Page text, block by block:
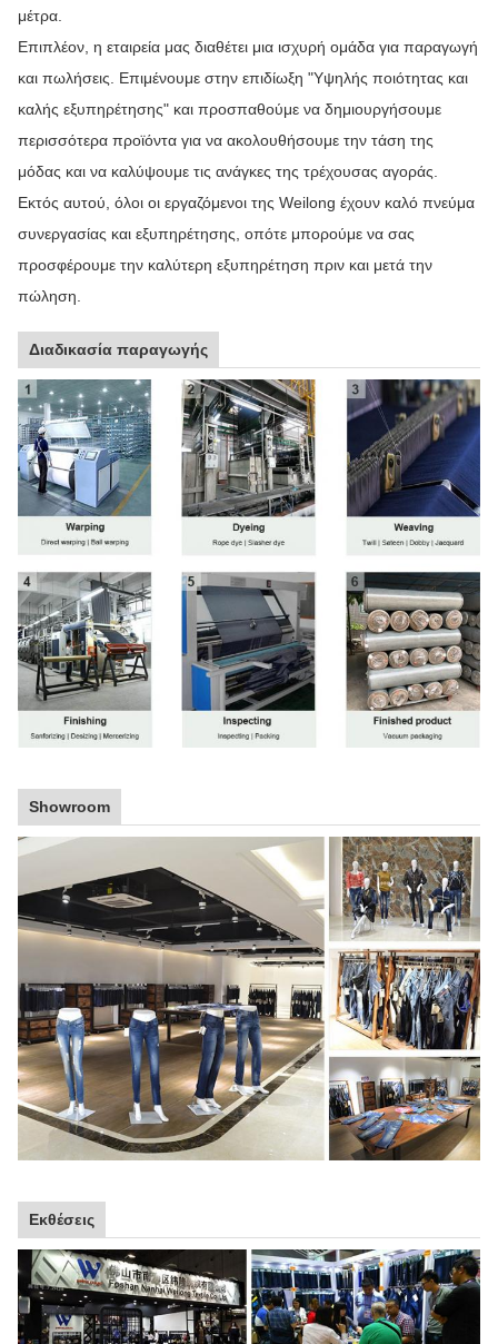
μέτρα.
Επιπλέον, η εταιρεία μας διαθέτει μια ισχυρή ομάδα για παραγωγή
και πωλήσεις. Επιμένουμε στην επιδίωξη "Υψηλής ποιότητας και
καλής εξυπηρέτησης" και προσπαθούμε να δημιουργήσουμε
περισσότερα προϊόντα για να ακολουθήσουμε την τάση της
μόδας και να καλύψουμε τις ανάγκες της τρέχουσας αγοράς.
Εκτός αυτού, όλοι οι εργαζόμενοι της Weilong έχουν καλό πνεύμα
συνεργασίας και εξυπηρέτησης, οπότε μπορούμε να σας
προσφέρουμε την καλύτερη εξυπηρέτηση πριν και μετά την
πώληση.
Διαδικασία παραγωγής
Showroom
Εκθέσεις